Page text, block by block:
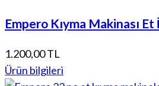
Empero Kıyma Makinası
1.200,00 TL
Ürün bilgileri